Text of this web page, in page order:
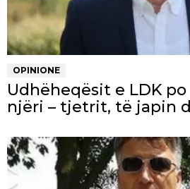
OPINIONE
Udhëheqësit e LDK
njëri – tjetrit, të japin